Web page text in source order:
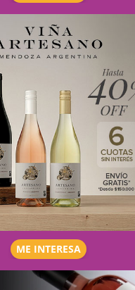
ME INTERESA